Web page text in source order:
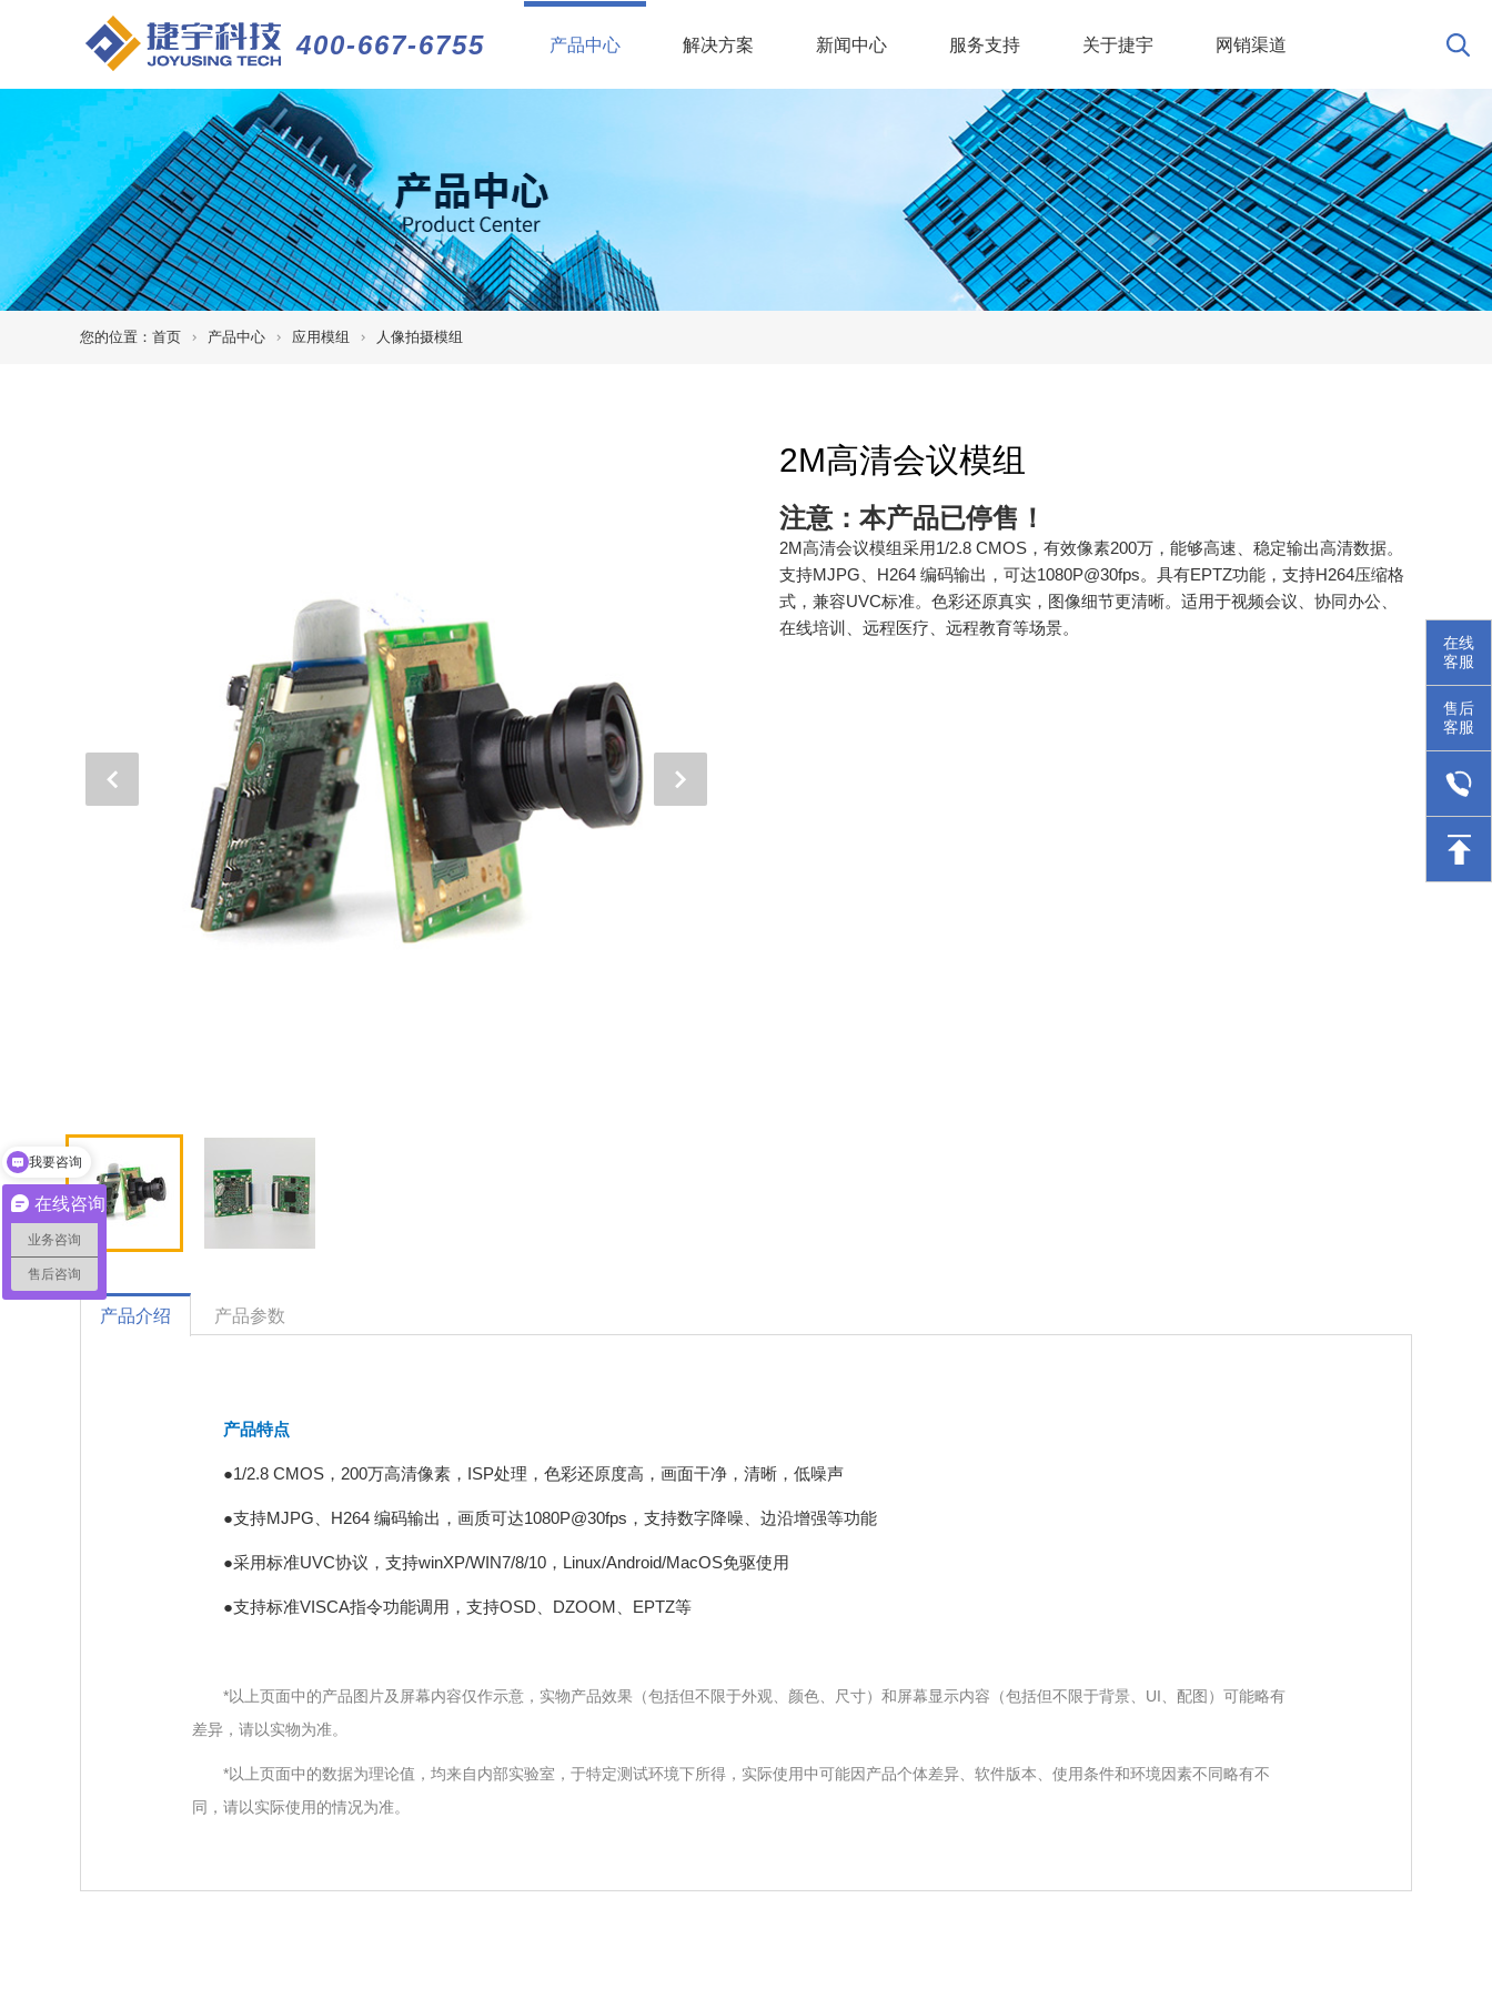
400-667-6755 产品中心(current)解决方案 新闻中心 服务支持 关于捷宇 网销渠道
您的位置： 首页 产品中心 应用模组 人像拍摄模组
2M高清会议模组
注意：本产品已停售！
2M高清会议模组采用1/2.8 CMOS，有效像素200万，能够高速、稳定输出高清数据。
支持MJPG、H264 编码输出，可达1080P@30fps。具有EPTZ功能，支持H264压缩格
式，兼容UVC标准。色彩还原真实，图像细节更清晰。适用于视频会议、协同办公、
在线培训、远程医疗、远程教育等场景。
产品介绍 产品参数
产品特点
●1/2.8 CMOS，200万高清像素，ISP处理，色彩还原度高，画面干净，清晰，低噪声
●支持MJPG、H264 编码输出，画质可达1080P@30fps，支持数字降噪、边沿增强等功能
●采用标准UVC协议，支持winXP/WIN7/8/10，Linux/Android/MacOS免驱使用
●支持标准VISCA指令功能调用，支持OSD、DZOOM、EPTZ等
*以上页面中的产品图片及屏幕内容仅作示意，实物产品效果（包括但不限于外观、颜色、尺寸）和屏幕显示内容（包括但不限于背景、UI、配图）可能略有
差异，请以实物为准。
*以上页面中的数据为理论值，均来自内部实验室，于特定测试环境下所得，实际使用中可能因产品个体差异、软件版本、使用条件和环境因素不同略有不
同，请以实际使用的情况为准。
在线
客服
售后
客服
在线咨询
业务咨询
售后咨询
我要咨询